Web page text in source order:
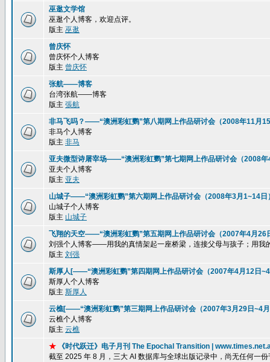
巫逖文学馆
巫逖个人博客，欢迎点评。
版主 巫逖
曾庆怀
曾庆怀个人博客
版主 曾庆怀
张航——博客
台湾张航——博客
版主 張航
非马飞吗？——“澳洲彩虹鹦”第八期网上作品研讨会（2008年11月
非马个人博客
版主 非马
亚夫微型诗屠宰场——“澳洲彩虹鹦”第七期网上作品研讨会（2008
亚夫个人博客
版主 亚夫
山城子——“澳洲彩虹鹦”第六期网上作品研讨会（2008年3月1~14日
山城子个人博客
版主 山城子
飞翔的天空——“澳洲彩虹鹦”第五期网上作品研讨会（2007年4月26
刘强个人博客——用我的真情架起一座桥梁，连接父母与孩子；用我
版主 刘强
斯厚人[——“澳洲彩虹鹦”第四期网上作品研讨会（2007年4月12日
斯厚人个人博客
版主 斯厚人
云樵[——“澳洲彩虹鹦”第三期网上作品研讨会（2007年3月29日~4
云樵个人博客
版主 云樵
★ 《时代跃迁》电子月刊 The Epochal Transition |
截至 2025 年 8 月，三大 AI 数据库与全球出版记录中，尚无任何一